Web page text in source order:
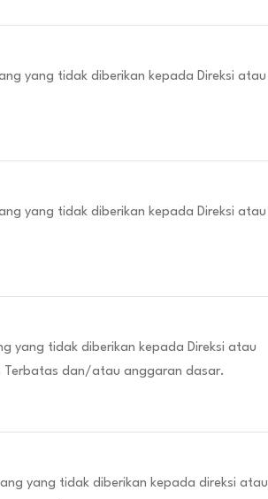
yang tidak diberikan kepada Direksi atau
yang tidak diberikan kepada Direksi atau
yang tidak diberikan kepada Direksi atau
Terbatas dan/atau anggaran dasar.
yang tidak diberikan kepada direksi atau